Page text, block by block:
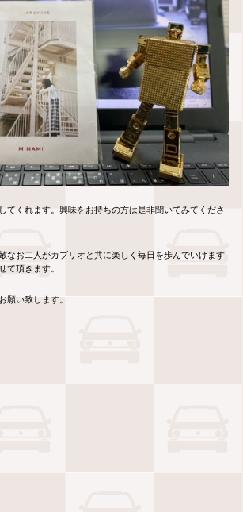
てくれます。興味をお持ちの方は是非聞いてみてくださ
なお二人がカブリオと共に楽しく毎日を歩んでいけます
て頂きます。
願い致します。